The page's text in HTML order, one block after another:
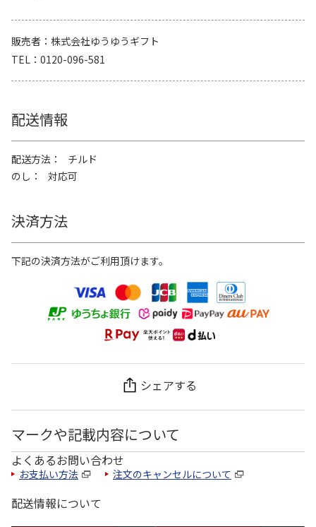
販売者
株式会社ゆうゆうギフト
TEL
0120-096-581
配送情報
配送方法
チルド
のし
対応可
決済方法
下記の決済方法がご利用頂けます。
シェアする
マークや記載内容について
よくあるお問い合わせ
お支払い方法 注文のキャンセルについて
配送情報について